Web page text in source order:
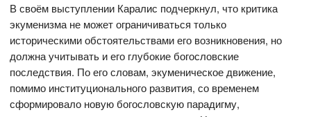
В своём выступлении Каралис подчеркнул, что критика
экуменизма не может ограничиваться только
историческими обстоятельствами его возникновения, но
должна учитывать и его глубокие богословские
последствия. По его словам, экуменическое движение,
помимо институционального развития, со временем
сформировало новую богословскую парадигму,